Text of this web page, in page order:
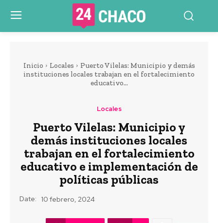
Inicio Locales
Puerto Vilelas: Municipio y demás
instituciones locales trabajan en el fortalecimiento
educativo...
Locales
Puerto Vilelas: Municipio y
demás instituciones locales
trabajan en el fortalecimiento
educativo e implementación de
políticas públicas
Date: 10 febrero, 2024